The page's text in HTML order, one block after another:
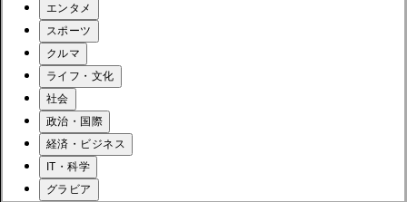
エンタメ
スポーツ
クルマ
ライフ・文化
社会
政治・国際
経済・ビジネス
IT・科学
グラビア